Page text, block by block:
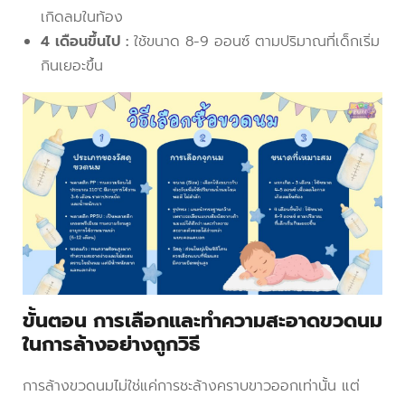
เกิดลมในท้อง
4 เดือนขึ้นไป : ใช้ขนาด 8-9 ออนซ์ ตามปริมาณที่เด็กเริ่ม
กินเยอะขึ้น
ขั้นตอน การเลือกและทำความสะอาดขวดนม
ในการล้างอย่างถูกวิธี
การล้างขวดนมไม่ใช่แค่การชะล้างคราบขาวออกเท่านั้น แต่